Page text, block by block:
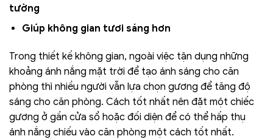
tường
Giúp không gian tươi sáng hơn
Trong thiết kế không gian, ngoài việc tận dụng những
khoảng ánh nắng mặt trời để tạo ánh sáng cho căn
phòng thì nhiều người vẫn lựa chọn gương để tăng độ
sáng cho căn phòng. Cách tốt nhất nên đặt một chiếc
gương ở gần cửa sổ hoặc đối diện để có thể hấp thụ
ánh nắng chiếu vào căn phòng một cách tốt nhất.